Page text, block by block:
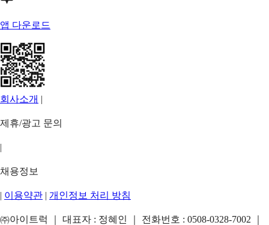
앱 다운로드
회사소개 |
제휴/광고 문의
|
채용정보
| 이용약관 | 개인정보 처리 방침
㈜아이트럭 ｜ 대표자 : 정혜인 ｜ 전화번호 : 0508-0328-7002